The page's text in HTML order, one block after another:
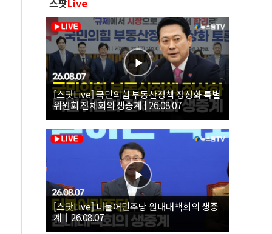
스팟Live
[스팟Live] 국민의힘 부동산정책 정상화 특별
위원회 전체회의 생중계 | 26.08.07
[스팟Live] 더불어민주당 원내대책회의 생중
계｜26.08.07